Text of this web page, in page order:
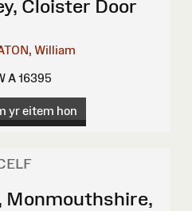
Cloister Door
William
A 16395
yr eitem hon
Monmouthshire,